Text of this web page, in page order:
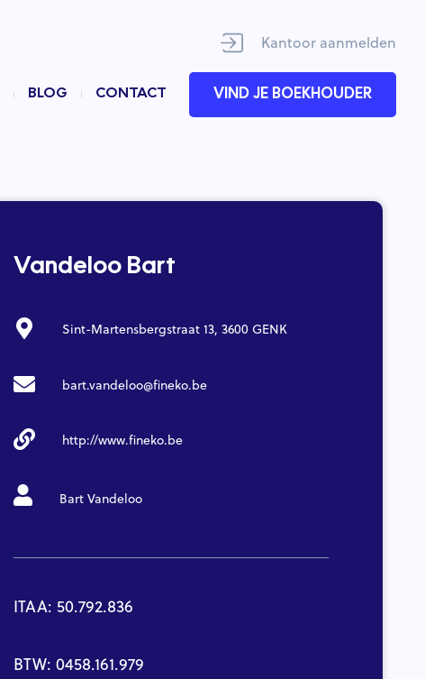
Kantoor aanmelden
BLOG CONTACT VIND JE BOEKHOUDER
Vandeloo Bart
Sint-Martensbergstraat 13, 3600 GENK
bart.vandeloo@fineko.be
http://www.fineko.be
Bart Vandeloo
ITAA: 50.792.836
BTW: 0458.161.979